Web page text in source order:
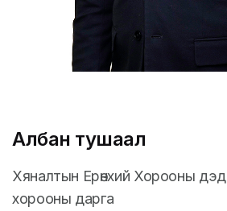
Албан тушаал
Хяналтын Ерөнхий Хорооны
хорооны дарга